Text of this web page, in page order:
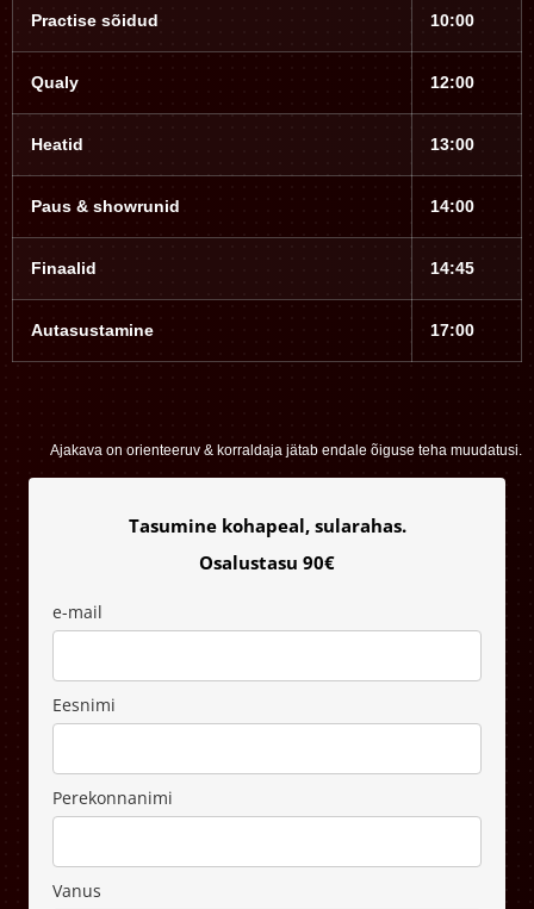
Practise sõidud 10:00
Qualy 12:00
Heatid 13:00
Paus & showrunid 14:00
Finaalid 14:45
Autasustamine 17:00
Ajakava on orienteeruv & korraldaja jätab endale õiguse teha muudatusi.
Tasumine kohapeal, sularahas.
Osalustasu 90€
e-mail
Eesnimi
Perekonnanimi
Vanus